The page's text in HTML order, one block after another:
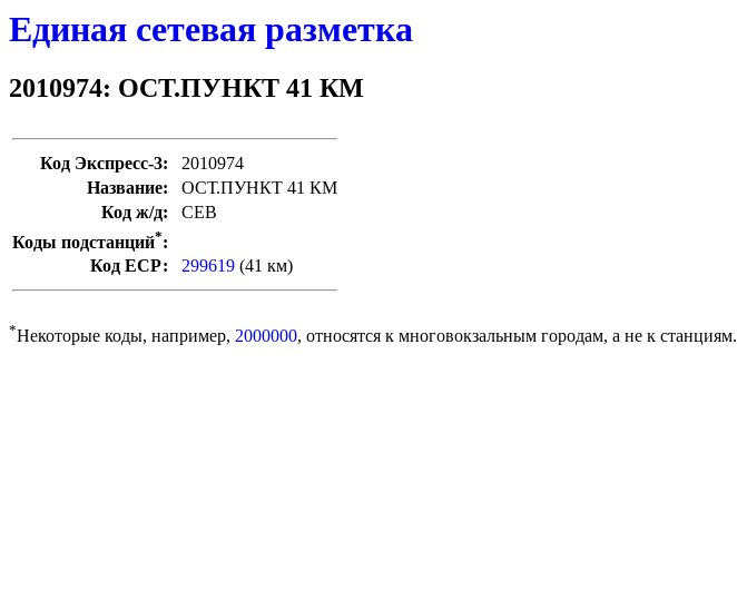
Единая сетевая разметка
2010974: ОСТ.ПУНКТ 41 КМ
Код Экспресс-3:
2010974
Название:
ОСТ.ПУНКТ 41 КМ
Код ж/д:
СЕВ
Коды подстанций*:
Код ЕСР:
299619 (41 км)
*Некоторые коды, например, 2000000, относятся к многовокзальным городам, а не к станциям.